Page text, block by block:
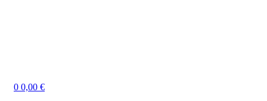
0 0,00 €